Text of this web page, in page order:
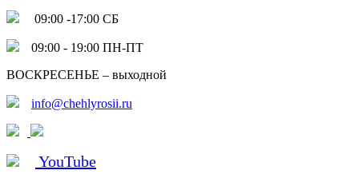
09:00 -17:00 СБ
09:00 - 19:00 ПН-ПТ
ВОСКРЕСЕНЬЕ – выходной
info@chehlyrosii.ru
YouTube